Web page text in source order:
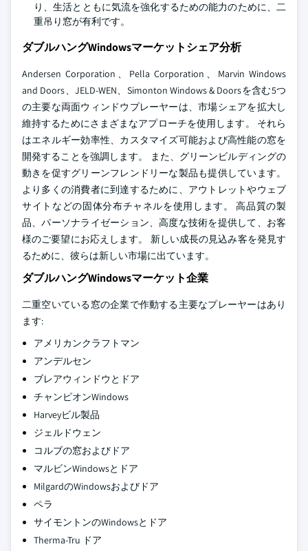
り、生活とともに気流を強化するための能力のために、二
重吊り窓が有利です。
ダブルハングWindowsマーケットシェア分析
Andersen Corporation、Pella Corporation、Marvin Windows
and Doors、JELD-WEN、Simonton Windows & Doorsを含む5つ
の主要な両面ウィンドウプレーヤーは、市場シェアを拡大し
維持するためにさまざまなアプローチを使用します。 それら
はエネルギー効率性、カスタマイズ可能および高性能の窓を
開発することを強調します。 また、グリーンビルディングの
動きを促すグリーンフレンドリーな製品も提供しています。
より多くの消費者に到達するために、アウトレットやウェブ
サイトなどの固体分布チャネルを使用します。 高品質の製
品、パーソナライゼーション、高度な技術を提供して、お客
様のご要望にお応えします。 新しい成長の見込み客を発見す
るために、彼らは新しい市場に出ています。
ダブルハングWindowsマーケット企業
二重空いている窓の企業で作動する主要なプレーヤーはあり
ます:
アメリカンクラフトマン
アンデルセン
ブレアウィンドウとドア
チャンピオンWindows
Harveyビル製品
ジェルドウェン
コルブの窓およびドア
マルビンWindowsとドア
MilgardのWindowsおよびドア
ペラ
サイモントンのWindowsとドア
Therma-Tru ドア